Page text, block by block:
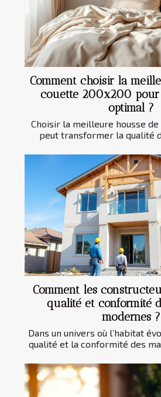
Comment choisir la
couette 200x200 pour
optimal ?
Choisir la meilleure housse
peut transformer la qualité
Comment les
qualité et conformité
modernes ?
Dans un univers où l’habitat
qualité et la conformité des